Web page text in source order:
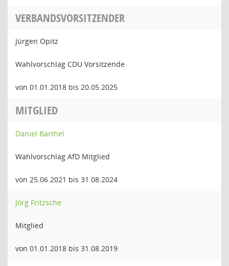
VERBANDSVORSITZENDER
Jürgen Opitz
Wahlvorschlag CDU Vorsitzende
von 01.01.2018 bis 20.05.2025
MITGLIED
Daniel Barthel
Wahlvorschlag AfD Mitglied
von 25.06.2021 bis 31.08.2024
Jörg Fritzsche
Mitglied
von 01.01.2018 bis 31.08.2019